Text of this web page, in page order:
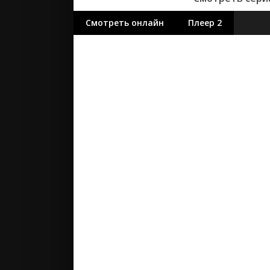
Смотреть онлайн Плеер 2